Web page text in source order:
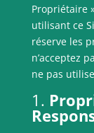
Propriétaire
utilisant ce
réserve les
n’acceptez
ne pas
1.